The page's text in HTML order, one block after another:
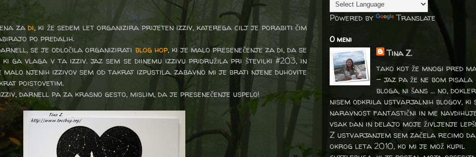
zadi, ki že sedem let organizira prijeten izziv, katerega cilj je porabiti čim
po predalih.
se je odločila organizirati blog hop, ki je malo presenečenje za di, da se
ga vlaga v ta izziv. jaz sem se diinemu izzivu pridružila pri številki #203, in
malo njenih izzivov sem od takrat izpustila. zabavno mi je brati njene duhovite
poistovetim.
darnell pa za krasno gesto, mislim, da je presenečenje uspelo!
Powered by Translate
O meni
Tina Z.
tako kot že mnogi pred
- jaz pa že ne bom pisala
bloga, ni šans ... no, dokler
nisem odkrila ustvarjalnih blogov, ki
naravnost fantastični in me
vsak dan in delajo moje življenje
Z ustvarjanjem sem začela recimo da
okrog leta 2010, ko mi je mož kupil